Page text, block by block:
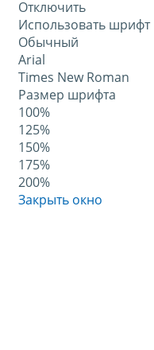
Отключить
Использовать шрифт
Обычный
Arial
Times New Roman
Размер шрифта
100%
125%
150%
175%
200%
Закрыть окно